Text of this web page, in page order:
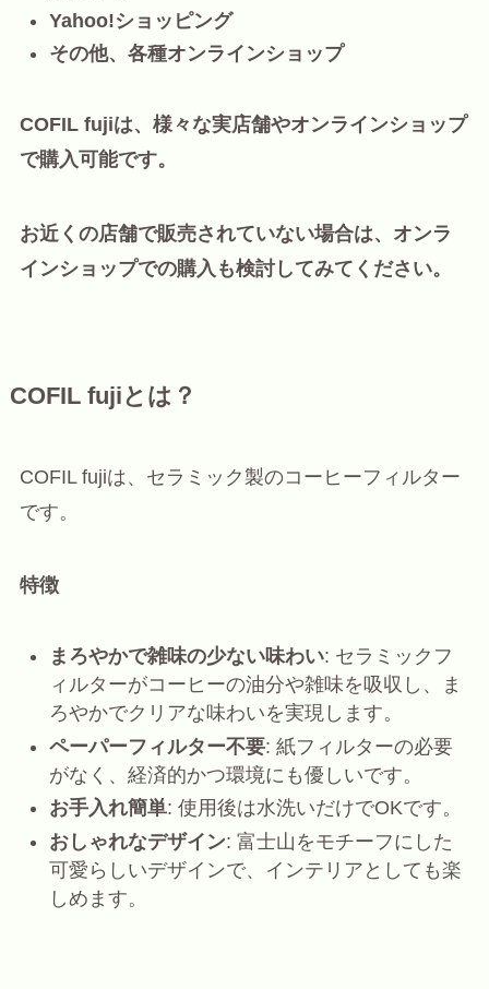
Yahoo!ショッピング
その他、各種オンラインショップ
COFIL fujiは、様々な実店舗やオンラインショップ
で購入可能です。
お近くの店舗で販売されていない場合は、オンラ
インショップでの購入も検討してみてください。
COFIL fujiとは？
COFIL fujiは、セラミック製のコーヒーフィルター
です。
特徴
まろやかで雑味の少ない味わい: セラミックフ
ィルターがコーヒーの油分や雑味を吸収し、ま
ろやかでクリアな味わいを実現します。
ペーパーフィルター不要: 紙フィルターの必要
がなく、経済的かつ環境にも優しいです。
お手入れ簡単: 使用後は水洗いだけでOKです。
おしゃれなデザイン: 富士山をモチーフにした
可愛らしいデザインで、インテリアとしても楽
しめます。